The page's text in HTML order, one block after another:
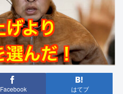
Facebook はてブ